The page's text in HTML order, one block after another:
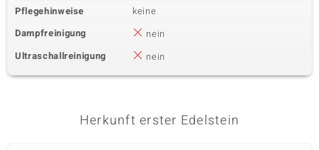
Pflegehinweise
keine
Dampfreinigung
nein
Ultraschallreinigung
nein
Herkunft erster Edelstein